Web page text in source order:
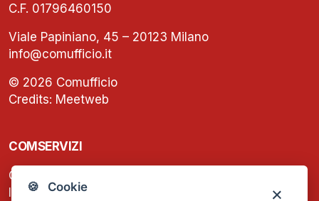
🍪 Cookie
C.F. 01796460150
Viale Papiniano, 45 – 20123 Milano
info@comufficio.it
© 2026 Comufficio
Credits: Meetweb
COMSERVIZI
C.F. e P.IVA: 13474420158
Iscrizione REA Milano n. 1656740